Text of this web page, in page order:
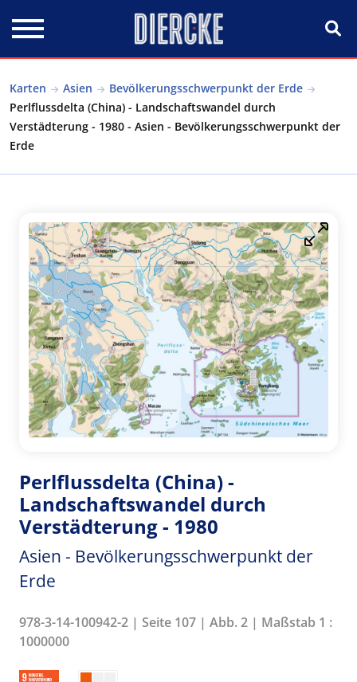
Karten Asien
Bevölkerungsschwerpunkt der Erde
Perlflussdelta (China) - Landschaftswandel durch
Verstädterung - 1980 - Asien - Bevölkerungsschwerpunkt der
Erde
Perlflussdelta (China) -
Landschaftswandel durch
Verstädterung - 1980
Asien - Bevölkerungsschwerpunkt der
Erde
978-3-14-100942-2 | Seite 107 | Abb. 2 | Maßstab 1 :
1000000